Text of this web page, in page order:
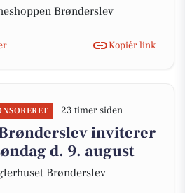
Brønderslev
Kopiér link
23 timer siden
inviterer
d. 9. august
Brønderslev